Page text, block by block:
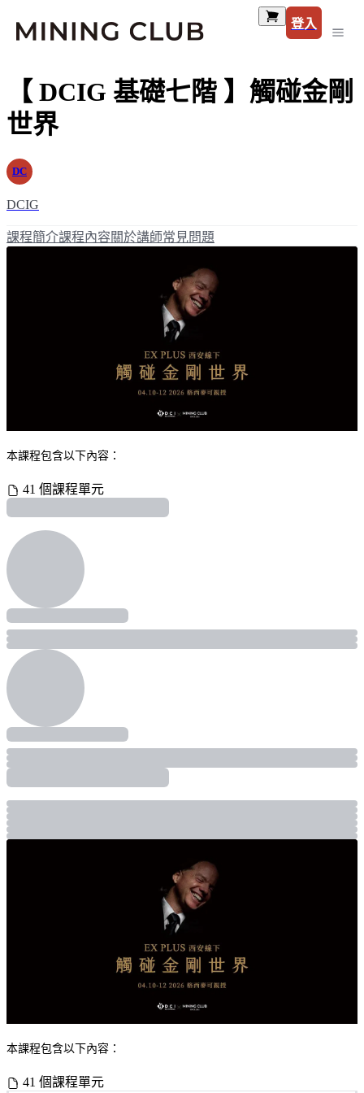
登入
【 DCIG 基礎七階 】觸碰金剛
世界
DC
DCIG
課程簡介課程內容關於講師常見問題
本課程包含以下內容：
41 個課程單元
本課程包含以下內容：
41 個課程單元